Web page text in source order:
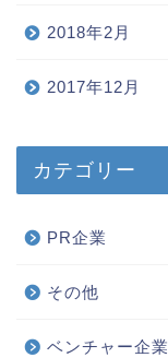
2018年2月
2017年12月
カテゴリー
PR企業
その他
ベンチャー企業